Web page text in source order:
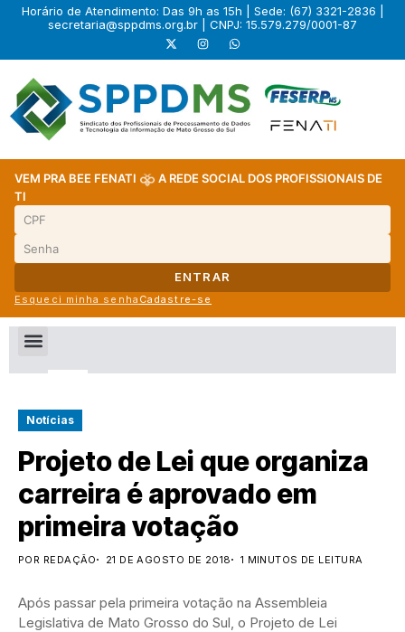
Horário de Atendimento: Das 9h as 15h | Sede: (67) 3321-2836 |
secretaria@sppdms.org.br | CNPJ: 15.579.279/0001-87
VEM PRA BEE FENATI
A REDE SOCIAL DOS PROFISSIONAIS DE
TI
ENTRAR
Esqueci minha senha Cadastre-se
Notícias
Projeto de Lei que organiza
carreira é aprovado em
primeira votação
POR REDAÇÃO 21 DE AGOSTO DE 2018 1 MINUTOS DE LEITURA
Após passar pela primeira votação na Assembleia
Legislativa de Mato Grosso do Sul, o Projeto de Lei